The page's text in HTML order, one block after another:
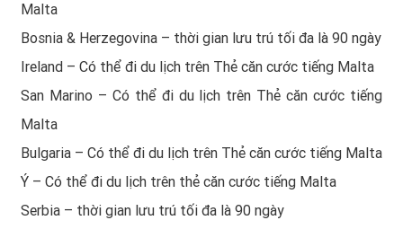
Malta
Bosnia & Herzegovina – thời gian lưu trú tối đa là 90 ngày
Ireland – Có thể đi du lịch trên Thẻ căn cước tiếng Malta
San Marino – Có thể đi du lịch trên Thẻ căn cước tiếng
Malta
Bulgaria – Có thể đi du lịch trên Thẻ căn cước tiếng Malta
Ý – Có thể đi du lịch trên thẻ căn cước tiếng Malta
Serbia – thời gian lưu trú tối đa là 90 ngày